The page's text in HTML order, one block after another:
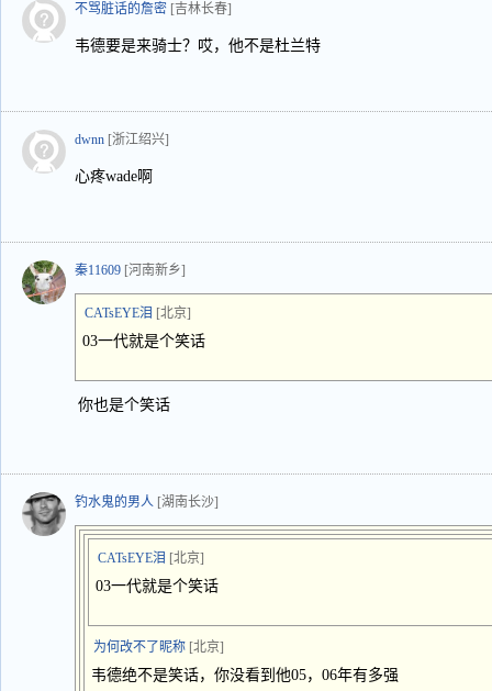
不骂脏话的詹密 [吉林长春]
韦德要是来骑士？哎，他不是杜兰特
dwnn [浙江绍兴]
心疼wade啊
秦11609 [河南新乡]
CATsEYE泪 [北京]
03一代就是个笑话
你也是个笑话
钓水鬼的男人 [湖南长沙]
CATsEYE泪 [北京]
03一代就是个笑话
为何改不了昵称 [北京]
韦德绝不是笑话，你没看到他05，06年有多强